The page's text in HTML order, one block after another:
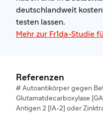
deutschlandweit
testen lassen.
Mehr zur Fr1da-Studie
Referenzen
# Autoantikörper gegen
Glutamatdecarboxylase
Antigen 2 [IA-2] oder